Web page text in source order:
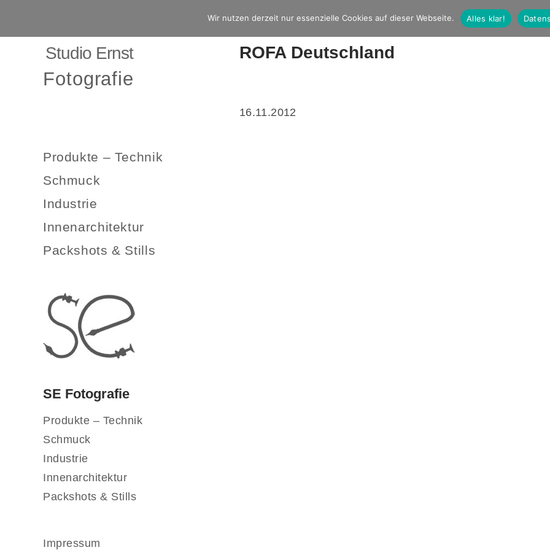
Studio Ernst
Fotografie
Produkte – Technik
Schmuck
Industrie
Innenarchitektur
Packshots & Stills
SE Fotografie
Produkte – Technik
Schmuck
Industrie
Innenarchitektur
Packshots & Stills
Impressum
ROFA Deutschland
16.11.2012
Wir nutzen derzeit nur essenzielle Cookies auf dieser Webseite. Alles klar!